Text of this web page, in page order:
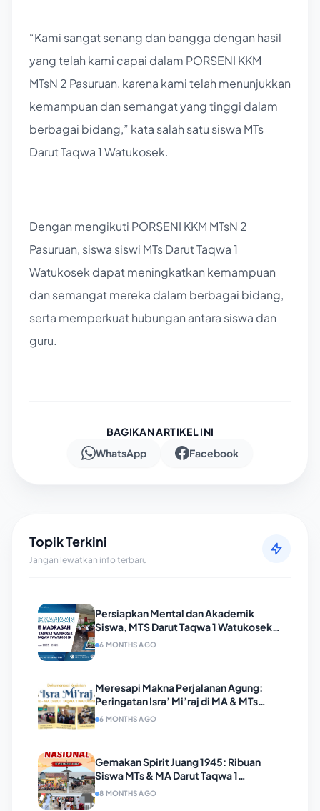
“Kami sangat senang dan bangga dengan hasil
yang telah kami capai dalam PORSENI KKM
MTsN 2 Pasuruan, karena kami telah menunjukkan
kemampuan dan semangat yang tinggi dalam
berbagai bidang,” kata salah satu siswa MTs
Darut Taqwa 1 Watukosek.
Dengan mengikuti PORSENI KKM MTsN 2
Pasuruan, siswa siswi MTs Darut Taqwa 1
Watukosek dapat meningkatkan kemampuan
dan semangat mereka dalam berbagai bidang,
serta memperkuat hubungan antara siswa dan
guru.
BAGIKAN ARTIKEL INI
WhatsApp
Facebook
Topik Terkini
Jangan lewatkan info terbaru
Persiapkan Mental dan Akademik
Siswa, MTS Darut Taqwa 1 Watukosek
Gelar TryOut Madrasah Selama
6 MONTHS AGO
Meresapi Makna Perjalanan Agung:
Peringatan Isra’ Mi’raj di MA & MTs
Darut Taqwa 1 Watukosek Berlangsung
6 MONTHS AGO
Gemakan Spirit Juang 1945: Ribuan
Siswa MTs & MA Darut Taqwa 1
Watukosek Gelar Pawai Pahlawan
8 MONTHS AGO